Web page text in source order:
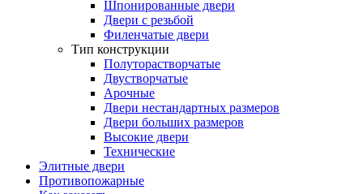
Шпонированные двери
Двери с резьбой
Филенчатые двери
Тип конструкции
Полуторастворчатые
Двустворчатые
Арочные
Двери нестандартных размеров
Двери больших размеров
Высокие двери
Технические
Элитные двери
Противопожарные